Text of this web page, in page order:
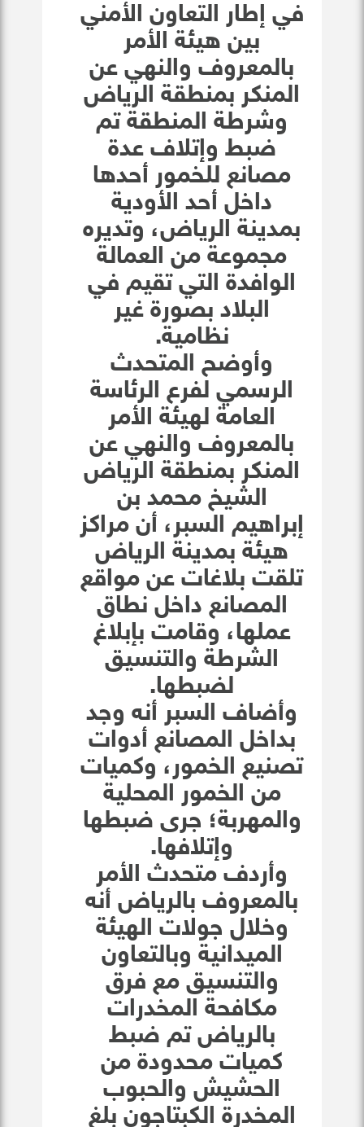
في إطار التعاون الأمني
بين هيئة الأمر
بالمعروف والنهي عن
المنكر بمنطقة الرياض
وشرطة المنطقة تم
ضبط وإتلاف عدة
مصانع للخمور أحدها
داخل أحد الأودية
بمدينة الرياض، وتديره
مجموعة من العمالة
الوافدة التي تقيم في
البلاد بصورة غير
نظامية.
وأوضح المتحدث
الرسمي لفرع الرئاسة
العامة لهيئة الأمر
بالمعروف والنهي عن
المنكر بمنطقة الرياض
الشيخ محمد بن
إبراهيم السبر، أن مراكز
هيئة بمدينة الرياض
تلقت بلاغات عن مواقع
المصانع داخل نطاق
عملها، وقامت بإبلاغ
الشرطة والتنسيق
لضبطها.
وأضاف السبر أنه وجد
بداخل المصانع أدوات
تصنيع الخمور، وكميات
من الخمور المحلية
والمهربة؛ جرى ضبطها
وإتلافها.
وأردف متحدث الأمر
بالمعروف بالرياض أنه
وخلال جولات الهيئة
الميدانية وبالتعاون
والتنسيق مع فرق
مكافحة المخدرات
بالرياض تم ضبط
كميات محدودة من
الحشيش والحبوب
المخدرة الكبتاجون بلغ